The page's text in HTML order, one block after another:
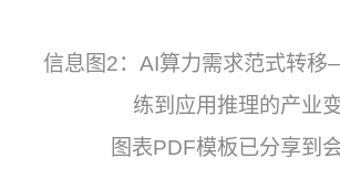
信息图2：AI算力需求范式转
练到应用推理的产业
图表PDF模板已分享到